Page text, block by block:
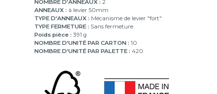
NOMBRE D'ANNEAUX : 2
ANNEAUX : à levier 50mm
TYPE D'ANNEAUX : Mécanisme de levier "fort"
TYPE FERMETURE : Sans fermeture
Poids pièce : 391 g
NOMBRE D'UNITÉ PAR CARTON : 10
NOMBRE D'UNITÉ PAR PALETTE : 420